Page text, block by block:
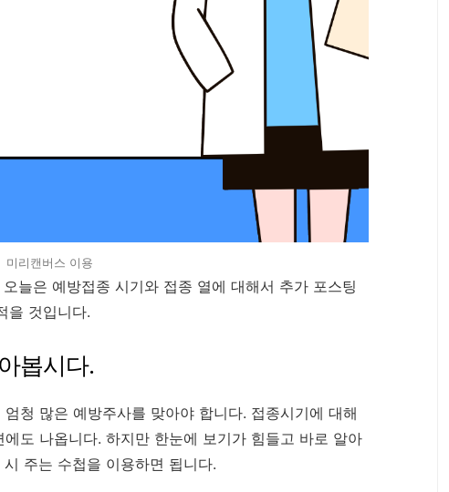
미리캔버스 이용
늘은 예방접종 시기와 접종 열에 대해서 추가 포스팅
을 것입니다.
봅시다.
청 많은 예방주사를 맞아야 합니다. 접종시기에 대해
도 나옵니다. 하지만 한눈에 보기가 힘들고 바로 알아
주는 수첩을 이용하면 됩니다.